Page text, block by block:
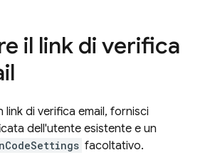
il link di verifica
link di verifica email, fornisci
dell'utente esistente e un
facoltativo.